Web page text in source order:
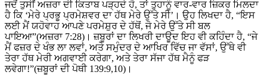
ਜਦੋਂ ਤੁਸੀਂ ਅਜ਼ਰਾ ਦੀ ਕਿਤਾਬ ਪੜ੍ਹਦੇ ਹੋ, ਤਾਂ ਤੁਹਾਨੂੰ ਵਾਰ-ਵਾਰ ਜ਼ਿਕਰ ਮਿਲਦਾ
ਹੈ ਕਿ ‘ਮੇਰੇ ਪ੍ਰਭੂ ਪ੍ਰਮੇਸ਼ਵਰ ਦਾ ਹੱਥ ਮੇਰੇ ਉੱਤੇ ਸੀ’। ਉਹ ਲਿਖਦਾ ਹੈ, “ਇਸ
ਲਈ ਮੈਂ ਯਹੋਵਾਹ ਆਪਣੇ ਪਰਮੇਸ਼ੁਰ ਦੇ ਹੱਥੋਂ, ਜੋ ਮੇਰੇ ਉੱਤੇ ਸੀ ਬਲ
ਪਾਇਆ”(ਅਜ਼ਰਾ 7:28)। ਜ਼ਬੂਰਾਂ ਦਾ ਲਿਖਰੀ ਦਾਊਦ ਇਹ ਵੀ ਕਹਿੰਦਾ ਹੈ, “ਜੇ
ਮੈਂ ਫਜ਼ਰ ਦੇ ਖੰਭ ਲਾ ਲਵਾਂ, ਅਤੇ ਸਮੁੰਦਰ ਦੇ ਆਖਿਰ ਵਿੱਚ ਜਾ ਵੱਸਾਂ, ਉੱਥੇ ਵੀ
ਤੇਰਾ ਹੱਥ ਮੇਰੀ ਅਗਵਾਈ ਕਰੇਗਾ, ਅਤੇ ਤੇਰਾ ਸੱਜਾ ਹੱਥ ਮੈਨੂੰ ਫੜ
ਲਵੇਗਾ!”(ਜ਼ਬੂਰਾਂ ਦੀ ਪੋਥੀ 139:9,10)।